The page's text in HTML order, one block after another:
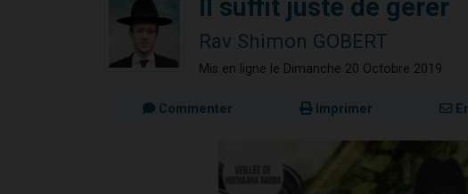
Il suffit juste de gérer
Rav Shimon GOBERT
Mis en ligne le Dimanche 20 Octobre 2019
Commenter Imprimer